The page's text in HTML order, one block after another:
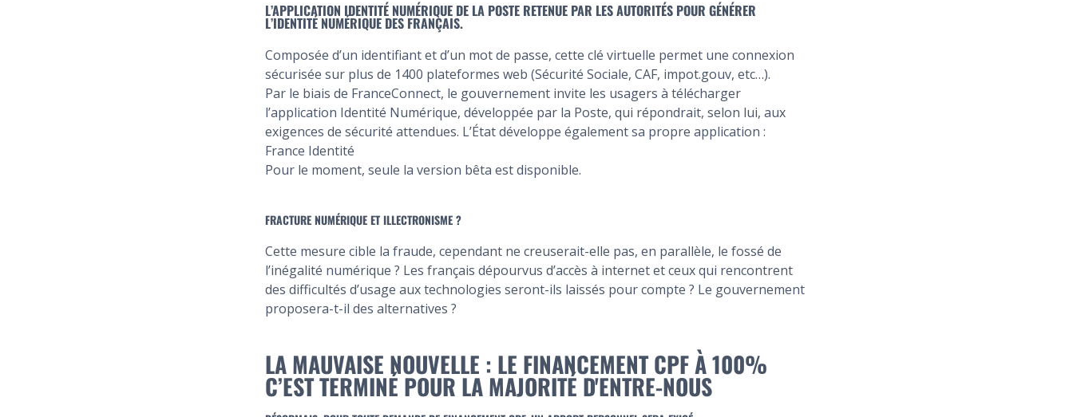
L’APPLICATION IDENTITÉ NUMÉRIQUE DE LA POSTE RETENUE PAR LES AUTORITÉS POUR GÉNÉRER
L’IDENTITÉ NUMÉRIQUE DES FRANÇAIS.
Composée d’un identifiant et d’un mot de passe, cette clé virtuelle permet une connexion
sécurisée sur plus de 1400 plateformes web (Sécurité Sociale, CAF, impot.gouv, etc…).
Par le biais de FranceConnect, le gouvernement invite les usagers à télécharger
l’application Identité Numérique, développée par la Poste, qui répondrait, selon lui, aux
exigences de sécurité attendues. L’État développe également sa propre application :
France Identité
Pour le moment, seule la version bêta est disponible.
FRACTURE NUMÉRIQUE ET ILLECTRONISME ?
Cette mesure cible la fraude, cependant ne creuserait-elle pas, en parallèle, le fossé de
l’inégalité numérique ? Les français dépourvus d’accès à internet et ceux qui rencontrent
des difficultés d’usage aux technologies seront-ils laissés pour compte ? Le gouvernement
proposera-t-il des alternatives ?
LA MAUVAISE NOUVELLE : LE FINANCEMENT CPF À 100%
C’EST TERMINÉ POUR LA MAJORITÉ D'ENTRE-NOUS